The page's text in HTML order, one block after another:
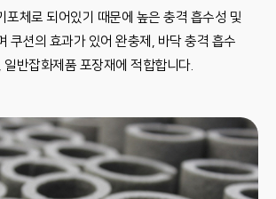
포체로 되어있기 때문에 높은 충격 흡수성 및
쿠션의 효과가 있어 완충제, 바닥 충격 흡수
반잡화제품 포장재에 적합합니다.